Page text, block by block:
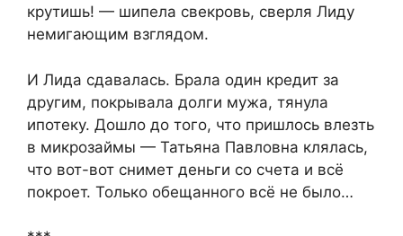
крутишь! — шипела свекровь, сверля Лиду
немигающим взглядом.
И Лида сдавалась. Брала один кредит за
другим, покрывала долги мужа, тянула
ипотеку. Дошло до того, что пришлось влезть
в микрозаймы — Татьяна Павловна клялась,
что вот-вот снимет деньги со счета и всё
покроет. Только обещанного всё не было…